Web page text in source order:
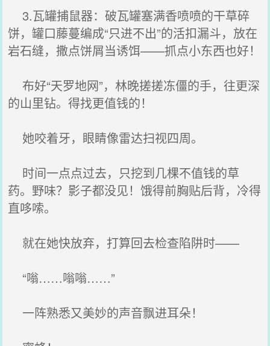
3.瓦罐捕鼠器：破瓦罐塞满香喷喷的干草碎
饼，罐口藤蔓编成“只进不出”的活扣漏斗，放在
岩石缝，撒点饼屑当诱饵——抓点小东西也好！
布好“天罗地网”，林晚搓搓冻僵的手，往更深
的山里钻。得找更值钱的！
她咬着牙，眼睛像雷达扫视四周。
时间一点点过去，只挖到几棵不值钱的草
药。野味？影子都没见！饿得前胸贴后背，冷得
直哆嗦。
就在她快放弃，打算回去检查陷阱时——
“嗡……嗡嗡……”
一阵熟悉又美妙的声音飘进耳朵！